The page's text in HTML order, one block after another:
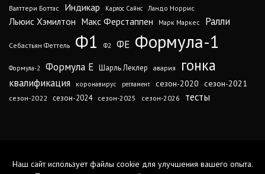
Валттери Боттас
Индикар Карлос Сайнс Ландо Норрис
Льюис Хэмилтон Макс Ферстаппен Марк Маркес Ралли
Себастьян Феттель Ф1 Ф2 ФЕ Формула-1
Формула-2 Формула Е Шарль Леклер авария гонка
квалификация коронавирус регламент сезон-2020 сезон-2021
сезон-2022 сезон-2024 сезон-2025 сезон-2026 тесты
Наш сайт использует файлы cookie для улучшения вашего опыта.